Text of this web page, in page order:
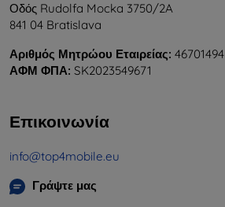
Οδός Rudolfa Mocka 3750/2A
841 04 Bratislava
Αριθμός Μητρώου Εταιρείας: 46701494
ΑΦΜ ΦΠΑ: SK2023549671
Επικοινωνία
info@top4mobile.eu
Γράψτε μας